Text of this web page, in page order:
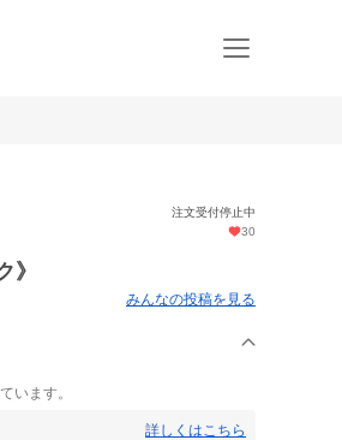
注文受付停止中
30
》
みんなの投稿を見る
います。
詳しくはこちら